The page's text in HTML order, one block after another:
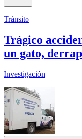
Tránsito
Trágico
un gato,
Investigación